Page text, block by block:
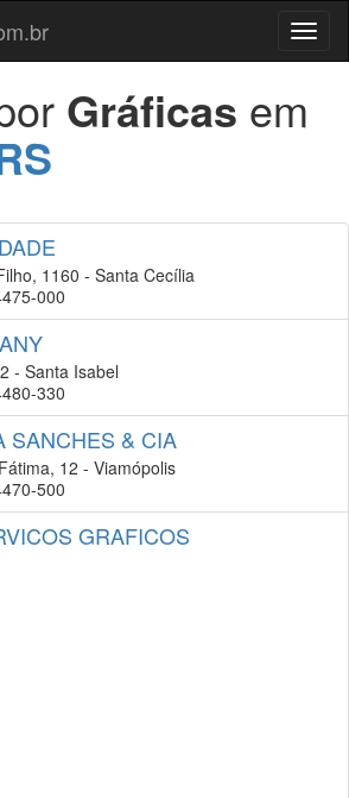
Menu
Gráficas em
1160 - Santa Cecília
000
- Santa Isabel
330
SANCHES & CIA
12 - Viamópolis
500
GRAFICOS